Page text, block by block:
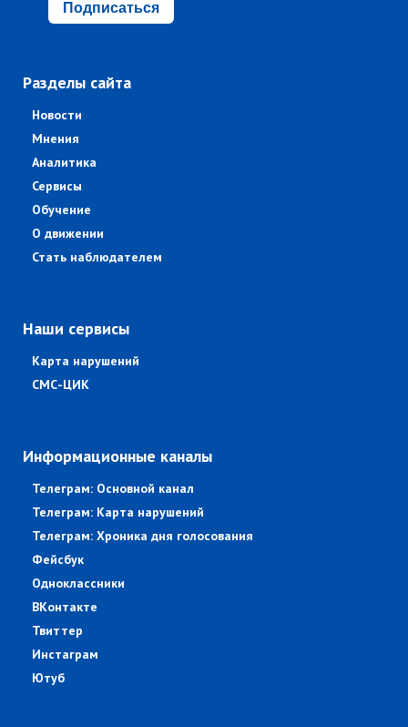
Подписаться
Разделы сайта
Новости
Мнения
Аналитика
Сервисы
Обучение
О движении
Стать наблюдателем
Наши сервисы
Карта нарушений
СМС-ЦИК
Информационные каналы
Телеграм: Основной канал
Телеграм: Карта нарушений
Телеграм: Хроника дня голосования
Фейсбук
Одноклассники
ВКонтакте
Твиттер
Инстаграм
Ютуб